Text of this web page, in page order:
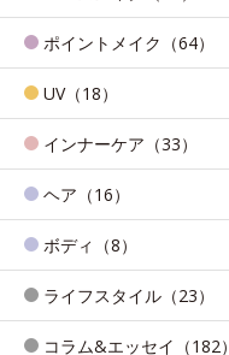
ポイントメイク（64）
UV（18）
インナーケア（33）
ヘア（16）
ボディ（8）
ライフスタイル（23）
コラム&エッセイ（182）